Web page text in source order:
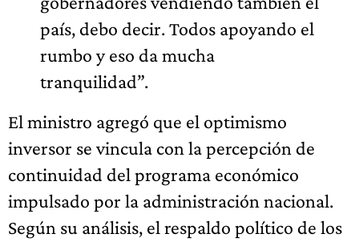
país, debo decir. Todos apoyando el
rumbo y eso da mucha
tranquilidad”.
El ministro agregó que el optimismo
inversor se vincula con la percepción de
continuidad del programa económico
impulsado por la administración nacional.
Según su análisis, el respaldo político de los